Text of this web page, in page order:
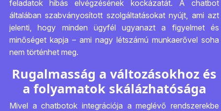
feladatok hibás elvégzésének kockázatát. A chatbot
általában szabványosított szolgáltatásokat nyújt, ami azt
jelenti, hogy minden ügyfél ugyanazt a figyelmet és
minőséget kapja – ami nagy létszámú munkaerővel soha
nem történhet meg.
Rugalmasság a változásokhoz és
a folyamatok skálázhatósága
Mivel a chatbotok integrációja a meglévő rendszerekbe